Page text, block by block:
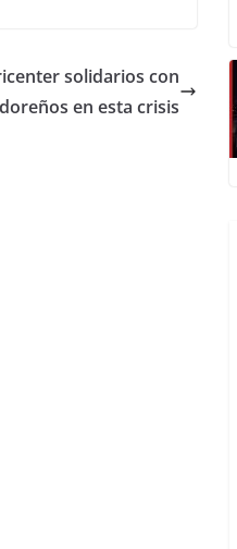
solidarios con
en esta crisis